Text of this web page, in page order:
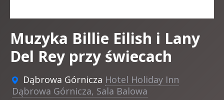
Muzyka Billie Eilish i Lany
Del Rey przy świecach
Dąbrowa Górnicza Hotel Holiday Inn
Dąbrowa Górnicza, Sala Balowa